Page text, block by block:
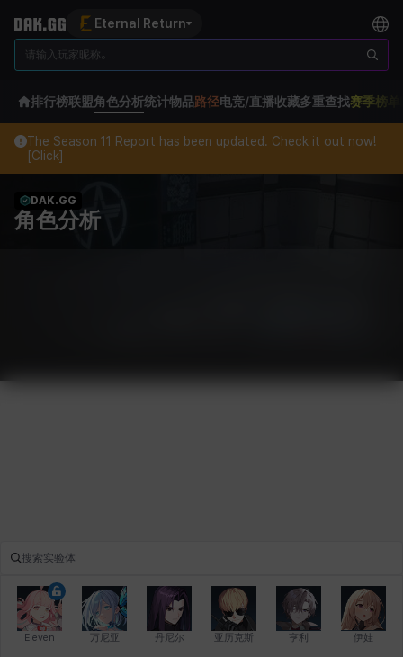
Eternal Return
排行榜联盟角色分析统计物品路径电竞/直播收藏多重查找赛季榜单
The Season 11 Report has been updated. Check it out now!
[Click]
DAK.GG
角色分析
Eleven 万尼亚 丹尼尔 亚历克斯 亨利 伊娃